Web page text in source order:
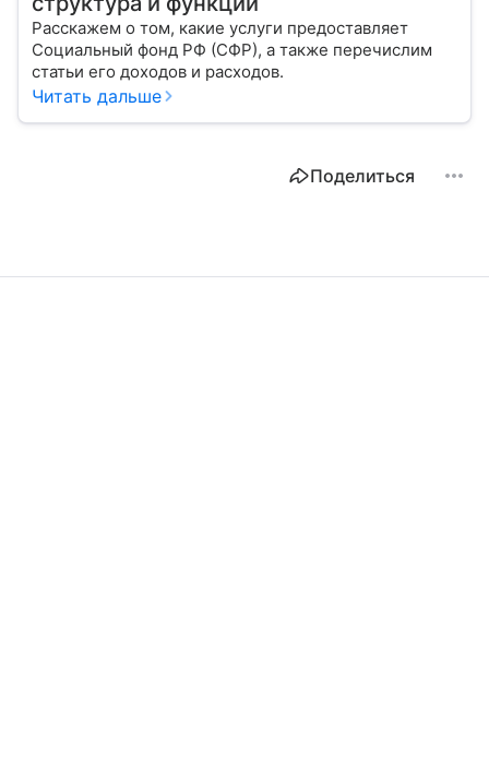
Расскажем о том, какие услуги предоставляет
Социальный фонд РФ (СФР), а также перечислим
статьи его доходов и расходов.
Читать дальше
Поделиться